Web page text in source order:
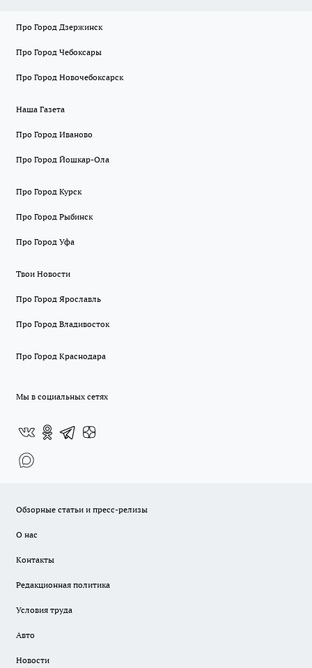
Про Город Дзержинск
Про Город Чебоксары
Про Город Новочебоксарск
Наша Газета
Про Город Иваново
Про Город Йошкар-Ола
Про Город Курск
Про Город Рыбинск
Про Город Уфа
Твои Новости
Про Город Ярославль
Про Город Владивосток
Про Город Краснодара
Мы в социальных сетях
Обзорные статьи и пресс-релизы
О нас
Контакты
Редакционная политика
Условия труда
Авто
Новости